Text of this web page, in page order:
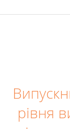
рівня